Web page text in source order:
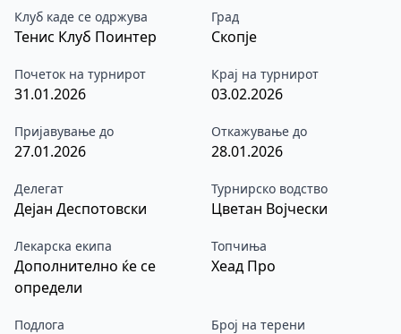
Клуб каде се одржува
Тенис Клуб Поинтер
Град
Скопје
Почеток на турнирот
31.01.2026
Крај на турнирот
03.02.2026
Пријавување до
27.01.2026
Откажување до
28.01.2026
Делегат
Дејан Деспотовски
Турнирско водство
Цветан Војчески
Лекарска екипа
Дополнително ќе се
определи
Топчиња
Хеад Про
Подлога Број на терени